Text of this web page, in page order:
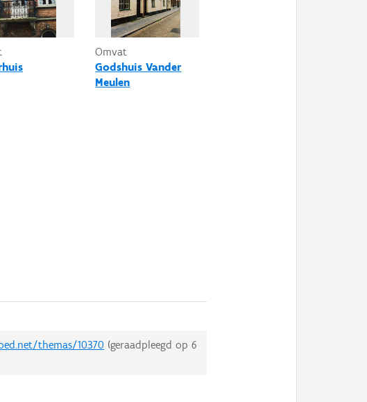
Omvat
Godshuis Vander
Meulen
themas/10370 (geraadpleegd op6